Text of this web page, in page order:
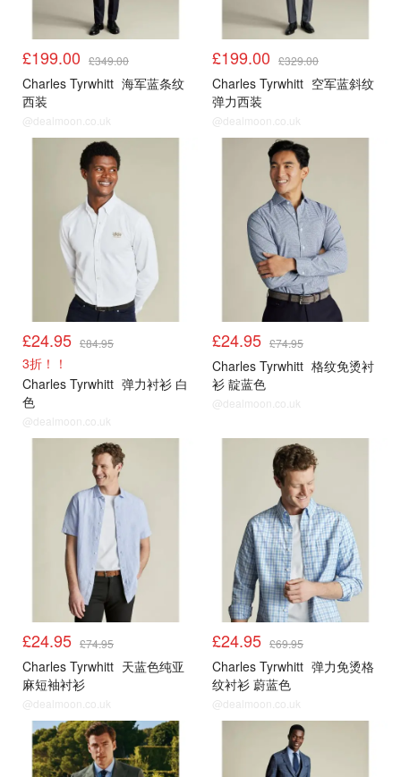
£199.00 £349.00
Charles Tyrwhitt 海军蓝条纹
西装
@dealmoon.co.uk
£199.00 £329.00
Charles Tyrwhitt 空军蓝斜纹
弹力西装
@dealmoon.co.uk
£24.95 £84.95
3折！！
Charles Tyrwhitt 弹力衬衫 白
色
@dealmoon.co.uk
£24.95 £74.95
Charles Tyrwhitt 格纹免烫衬
衫 靛蓝色
@dealmoon.co.uk
£24.95 £74.95
Charles Tyrwhitt 天蓝色纯亚
麻短袖衬衫
@dealmoon.co.uk
£24.95 £69.95
Charles Tyrwhitt 弹力免烫格
纹衬衫 蔚蓝色
@dealmoon.co.uk
大促3折起